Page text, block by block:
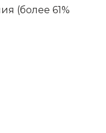
(более 61%